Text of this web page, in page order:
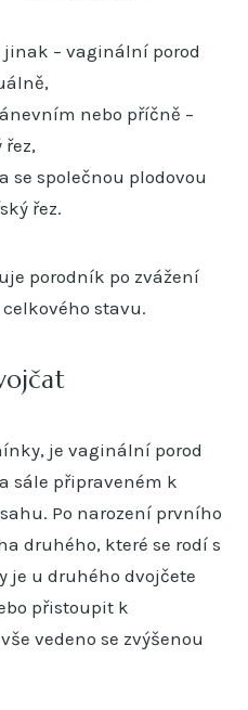
– vaginální porod
nebo příčně –
se společnou plodovou
řez.
porodník po zvážení
stavu.
je vaginální porod
sále připraveném k
Po narození prvního
druhého, které se rodí s
je u druhého dvojčete
přistoupit k
vedeno se zvýšenou